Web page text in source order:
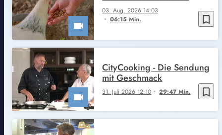
bookmark_border
03. Aug. 2026 14:03
06:15 Min.
bookmark_border
31. Juli 2026 12:10 29:47 Min.
CityCooking - Die Sendung
mit Geschmack